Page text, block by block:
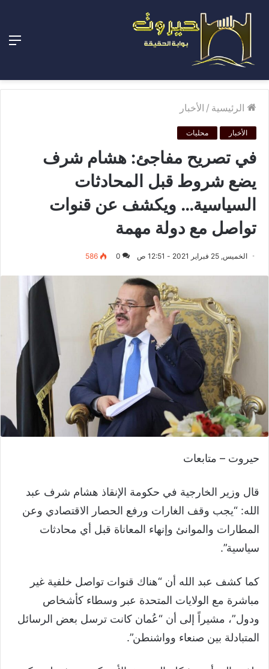
الرئيسية / الأخبار
الأخبار محليات
في تصريح مفاجئ: هشام شرف
يضع شروط قبل المحادثات
السياسية… ويكشف عن قنوات
تواصل مع دولة مهمة
الخميس, 25 فبراير 2021 - 12:51 ص 0
586
حيروت – متابعات
قال وزير الخارجية في حكومة الإنقاذ هشام شرف عبد
الله: “يجب وقف الغارات ورفع الحصار الاقتصادي وعن
المطارات والموانئ وإنهاء المعاناة قبل أي محادثات
سياسية”.
كما كشف عبد الله أن “هناك قنوات تواصل خلفية غير
مباشرة مع الولايات المتحدة عبر وسطاء كأشخاص
ودول”، مشيراً إلى أن “عُمان كانت ترسل بعض الرسائل
المتبادلة بين صنعاء وواشنطن”.